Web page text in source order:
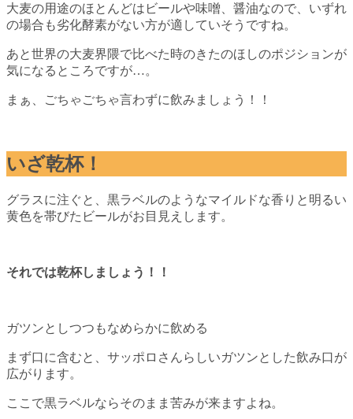
大麦の用途のほとんどはビールや味噌、醤油なので、いずれ
の場合も劣化酵素がない方が適していそうですね。
あと世界の大麦界隈で比べた時のきたのほしのポジションが
気になるところですが…。
まぁ、ごちゃごちゃ言わずに飲みましょう！！
いざ乾杯！
グラスに注ぐと、黒ラベルのようなマイルドな香りと明るい
黄色を帯びたビールがお目見えします。
それでは乾杯しましょう！！
ガツンとしつつもなめらかに飲める
まず口に含むと、サッポロさんらしいガツンとした飲み口が
広がります。
ここで黒ラベルならそのまま苦みが来ますよね。